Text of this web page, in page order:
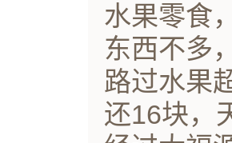
水果零食
东西不多
路过水果
还16块，